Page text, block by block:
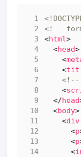
<!--
<html>
<head>
<
<
<!--
<
</head
<body>
<div
<p
<p
<